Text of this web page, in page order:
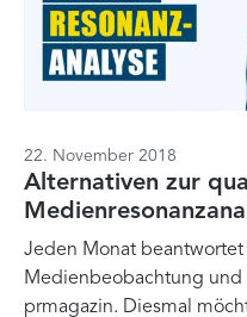
22. November 2018
Alternativen zur
Jeden Monat
Medienbeobachtung und
prmagazin. Diesmal